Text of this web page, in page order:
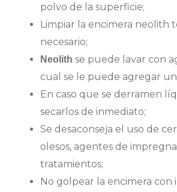
polvo de la superficie;
Limpiar la encimera neolith
necesario;
Neolith se puede lavar con
cual se le puede agregar
En caso que se derramen
secarlos de inmediato;
Se desaconseja el uso de
olesos, agentes de
tratamientos;
No golpear la encimera